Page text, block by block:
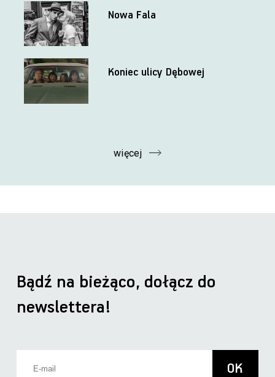
Nowa Fala
Koniec ulicy Dębowej
więcej
Bądź na bieżąco, dołącz do
newslettera!